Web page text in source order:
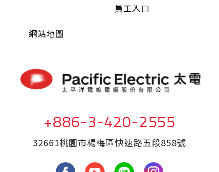
員工入口
網站地圖
+886-3-420-2555
32661桃園市楊梅區快速路五段858號